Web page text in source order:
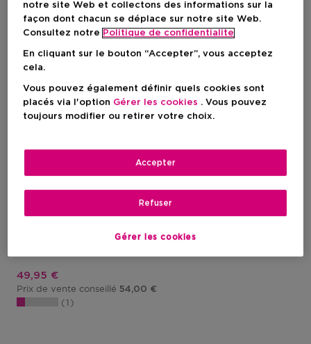
Exclusif
Prep & Set Glow Mist
Prix promotionnel
49,95 €
Prix de vente conseillé 54,00 €
1
notre site Web et collectons des informations sur la
façon dont chacun se déplace sur notre site Web.
Consultez notre Politique de confidentialite
En cliquant sur le bouton “Accepter”, vous acceptez
cela.
Vous pouvez également définir quels cookies sont
placés via l'option Gérer les cookies . Vous pouvez
toujours modifier ou retirer votre choix.
Gérer les cookies
Refuser
Accepter